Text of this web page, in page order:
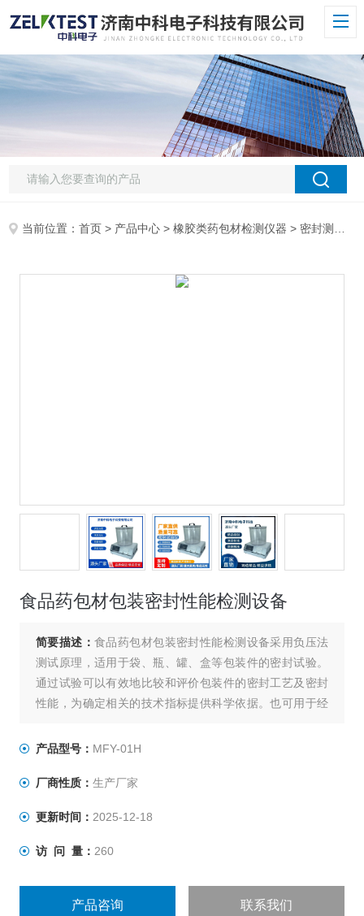
当前位置：首页 > 产品中心 >橡胶类药包材检测仪器 > 密封测试仪
食品药包材包装密封性能检测设备
简要描述：食品药包材包装密封性能检测设备采用负压法
测试原理，适用于袋、瓶、罐、盒等包装件的密封试验。
通过试验可以有效地比较和评价包装件的密封工艺及密封
性能，为确定相关的技术指标提供科学依据。也可用于经
产品型号： MFY-01H
厂商性质： 生产厂家
更新时间： 2025-12-18
访 问 量： 260
产品咨询 联系我们